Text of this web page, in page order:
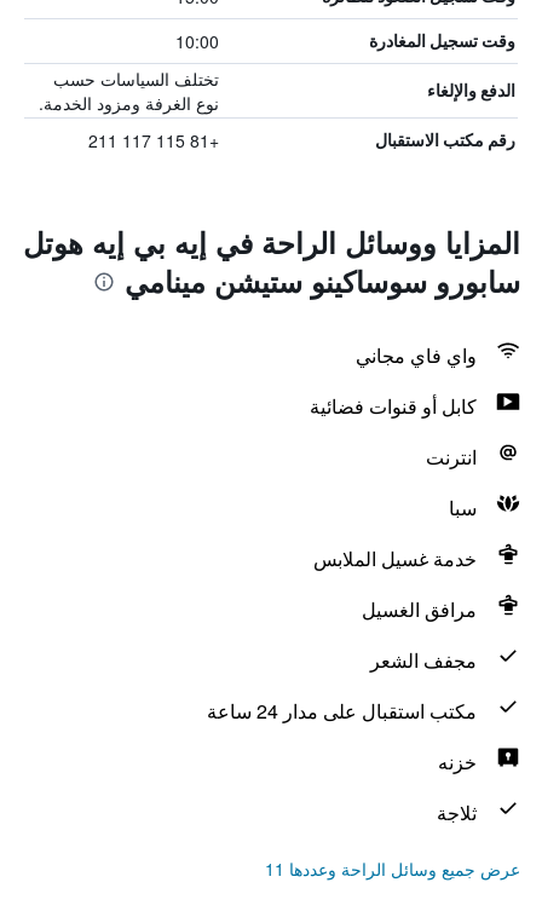
وقت تسجيل المغادرة 10:00
الدفع والإلغاء
تختلف السياسات حسب
نوع الغرفة ومزود الخدمة.
رقم مكتب الاستقبال +81 115 117 211
المزايا ووسائل الراحة في إيه بي إيه هوتل
سابورو سوساكينو ستيشن مينامي
واي فاي مجاني
كابل أو قنوات فضائية
انترنت
سبا
خدمة غسيل الملابس
مرافق الغسيل
مجفف الشعر
مكتب استقبال على مدار 24 ساعة
خزنه
ثلاجة
عرض جميع وسائل الراحة وعددها 11